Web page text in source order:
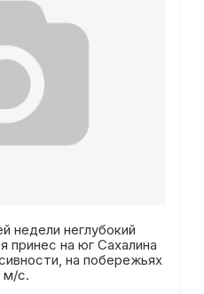
недели неглубокий
принес на юг Сахалина
на побережьях
м/с.